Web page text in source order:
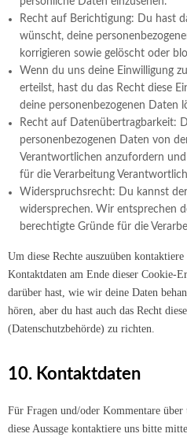
Recht auf Berichtigung: Du hast
wünscht, deine
korrigieren sowie gelöscht oder
Wenn du uns deine Einwilligung
erteilst, hast du das Recht diese
deine personenbezogenen Daten
Recht auf Datenübertragbarkeit:
personenbezogenen Daten von
Verantwortlichen anzufordern
für die Verarbeitung
Widerspruchsrecht: Du kannst
widersprechen. Wir entsprechen
berechtigte Gründe für die
Um diese Rechte auszuüben
Kontaktdaten am Ende dieser Cookie-
darüber hast, wie wir deine Daten
hören, aber du hast auch das Recht
(Datenschutzbehörde) zu richten.
10. Kontaktdaten
Für Fragen und/oder Kommentare
diese Aussage kontaktiere uns bitte